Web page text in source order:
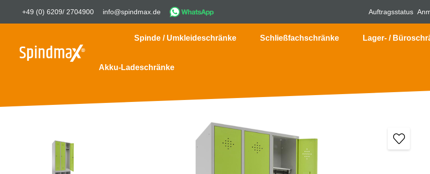
+49 (0) 6209/ 2704900 info@spindmax.de Auftragsstatus
Spinde / Umkleideschränke Schließfachschränke Lager- /
Akku-Ladeschränke